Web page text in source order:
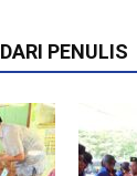
DARI PENULIS